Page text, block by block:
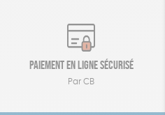
Paiement en ligne sécurisé
Par CB